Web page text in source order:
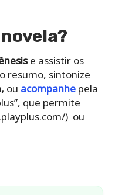
e assistir os
resumo, sintonize
ou acompanhe pela
que permite
) ou